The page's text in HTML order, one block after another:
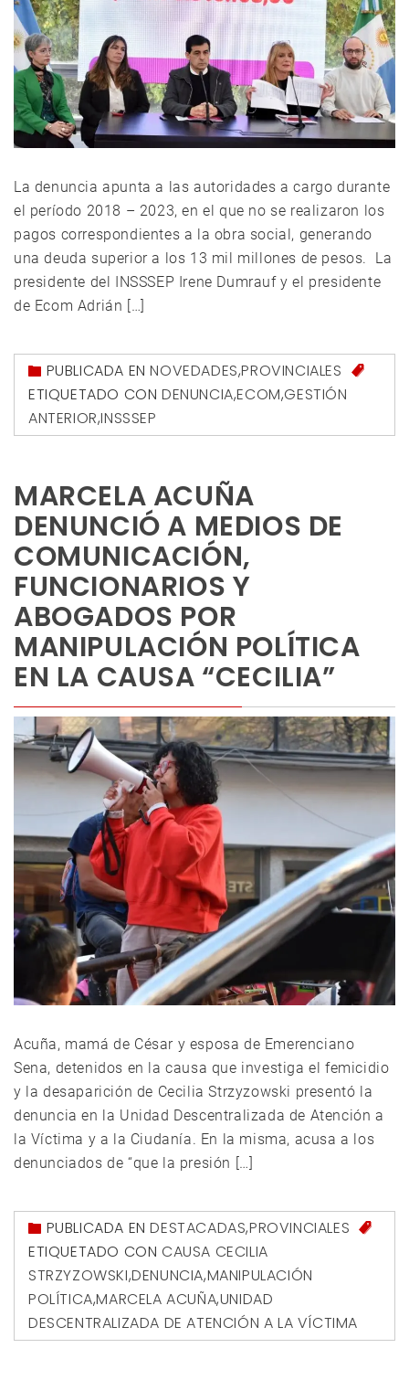
La denuncia apunta a las autoridades a cargo durante
el período 2018 – 2023, en el que no se realizaron los
pagos correspondientes a la obra social, generando
una deuda superior a los 13 mil millones de pesos. La
presidente del INSSSEP Irene Dumrauf y el presidente
de Ecom Adrián […]
PUBLICADA ENNOVEDADES,PROVINCIALES
ETIQUETADO CON DENUNCIA,ECOM,GESTIÓN
ANTERIOR,INSSSEP
MARCELA ACUÑA
DENUNCIÓ A MEDIOS DE
COMUNICACIÓN,
FUNCIONARIOS Y
ABOGADOS POR
MANIPULACIÓN POLÍTICA
EN LA CAUSA “CECILIA”
Acuña, mamá de César y esposa de Emerenciano
Sena, detenidos en la causa que investiga el femicidio
y la desaparición de Cecilia Strzyzowski presentó la
denuncia en la Unidad Descentralizada de Atención a
la Víctima y a la Ciudanía. En la misma, acusa a los
denunciados de “que la presión […]
PUBLICADA ENDESTACADAS,PROVINCIALES
ETIQUETADO CON CAUSA CECILIA
STRZYZOWSKI,DENUNCIA,MANIPULACIÓN
POLÍTICA,MARCELA ACUÑA,UNIDAD
DESCENTRALIZADA DE ATENCIÓN A LA VÍCTIMA